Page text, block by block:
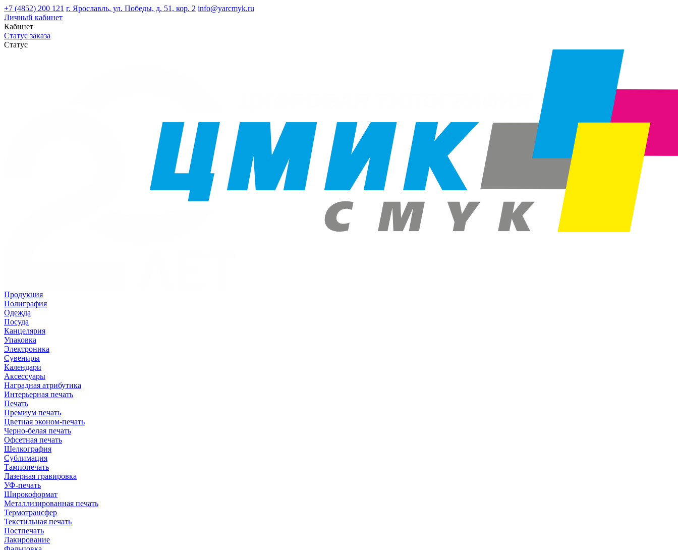
+7 (4852) 200 121 г. Ярославль, ул. Победы, д. 51, кор. 2 info@yarcmyk.ru
Личный кабинет
Кабинет
Статус заказа
Статус
Продукция
Полиграфия
Одежда
Посуда
Канцелярия
Упаковка
Электроника
Сувениры
Календари
Аксессуары
Наградная атрибутика
Интерьерная печать
Печать
Премиум печать
Цветная эконом-печать
Черно-белая печать
Офсетная печать
Шелкография
Сублимация
Тампопечать
Лазерная гравировка
УФ-печать
Широкоформат
Металлизированная печать
Термотрансфер
Текстильная печать
Постпечать
Лакирование